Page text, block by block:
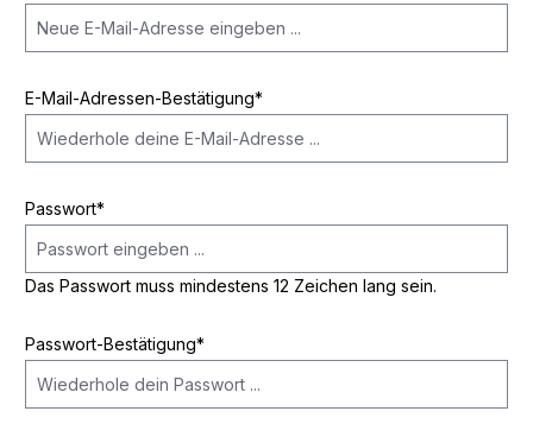
E-Mail-Adressen-Bestätigung*
Passwort*
Das Passwort muss mindestens 12 Zeichen lang sein.
Passwort-Bestätigung*